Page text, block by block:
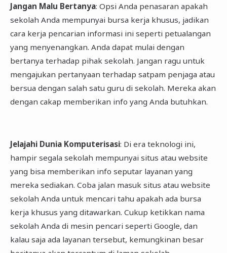
Jangan Malu Bertanya: Opsi Anda penasaran apakah
sekolah Anda mempunyai bursa kerja khusus, jadikan
cara kerja pencarian informasi ini seperti petualangan
yang menyenangkan. Anda dapat mulai dengan
bertanya terhadap pihak sekolah. Jangan ragu untuk
mengajukan pertanyaan terhadap satpam penjaga atau
bersua dengan salah satu guru di sekolah. Mereka akan
dengan cakap memberikan info yang Anda butuhkan.
Jelajahi Dunia Komputerisasi: Di era teknologi ini,
hampir segala sekolah mempunyai situs atau website
yang bisa memberikan info seputar layanan yang
mereka sediakan. Coba jalan masuk situs atau website
sekolah Anda untuk mencari tahu apakah ada bursa
kerja khusus yang ditawarkan. Cukup ketikkan nama
sekolah Anda di mesin pencari seperti Google, dan
kalau saja ada layanan tersebut, kemungkinan besar